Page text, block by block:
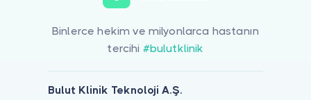
Binlerce hekim ve milyonlarca hastanın
tercihi #bulutklinik
Bulut Klinik Teknoloji A.Ş.